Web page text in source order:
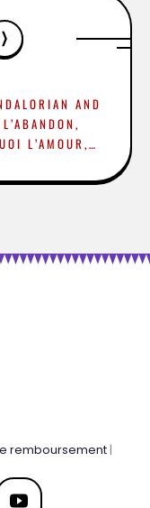
AND
L’AMOUR,
remboursement|